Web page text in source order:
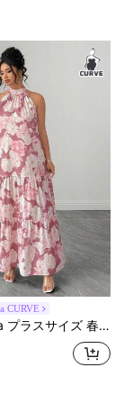
CURVE
リントデザイン ホルターネック ノースリーブ シンプル ルーズ ロング マキシドレス レディース